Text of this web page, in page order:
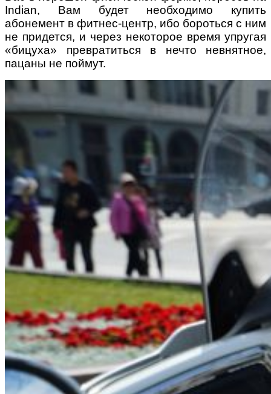
Indian, Вам будет необходимо купить
абонемент в фитнес-центр, ибо бороться с ним
не придется, и через некоторое время упругая
«бицуха» превратиться в нечто невнятное,
пацаны не поймут.